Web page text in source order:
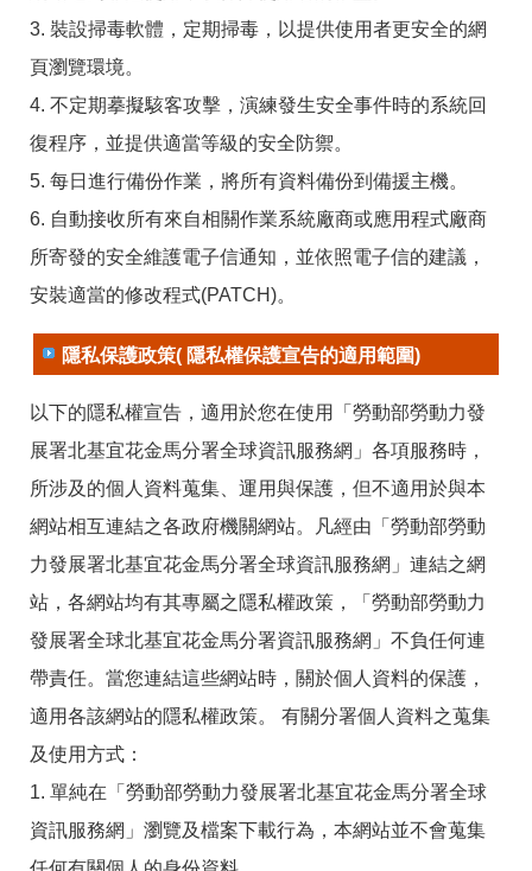
及
安
全
政
站
資
料
開
宣
告
聯
資
訊
3. 裝設掃毒軟體，定期掃毒，以提供使用者更安全的網
頁瀏覽環境。
4. 不定期摹擬駭客攻擊，演練發生安全事件時的系統回
復程序，並提供適當等級的安全防禦。
5. 每日進行備份作業，將所有資料備份到備援主機。
6. 自動接收所有來自相關作業系統廠商或應用程式廠商
所寄發的安全維護電子信通知，並依照電子信的建議，
安裝適當的修改程式(PATCH)。
隱私保護政策( 隱私權保護宣告的適用範圍)
以下的隱私權宣告，適用於您在使用「勞動部勞動力發
展署北基宜花金馬分署全球資訊服務網」各項服務時，
所涉及的個人資料蒐集、運用與保護，但不適用於與本
網站相互連結之各政府機關網站。凡經由「勞動部勞動
力發展署北基宜花金馬分署全球資訊服務網」連結之網
站，各網站均有其專屬之隱私權政策，「勞動部勞動力
發展署全球北基宜花金馬分署資訊服務網」不負任何連
帶責任。當您連結這些網站時，關於個人資料的保護，
適用各該網站的隱私權政策。 有關分署個人資料之蒐集
及使用方式：
1. 單純在「勞動部勞動力發展署北基宜花金馬分署全球
資訊服務網」瀏覽及檔案下載行為，本網站並不會蒐集